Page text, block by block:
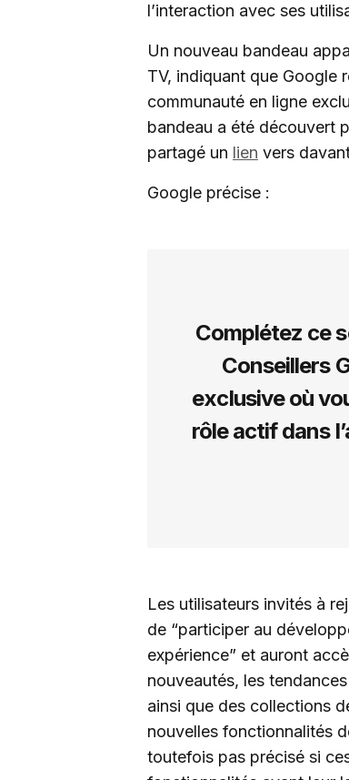
l’interaction avec ses
Un nouveau bandeau
TV, indiquant que Google
communauté en ligne
bandeau a été découvert
partagé un lien vers
Google précise :
Complétez ce
Conseillers
exclusive où
rôle actif dans
Les utilisateurs invités à
de “participer au
expérience” et auront
nouveautés, les
ainsi que des collections
nouvelles fonctionnalités
toutefois pas précisé si